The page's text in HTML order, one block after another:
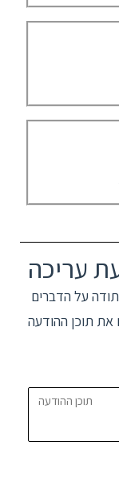
עריכה
תוכן ההודעה